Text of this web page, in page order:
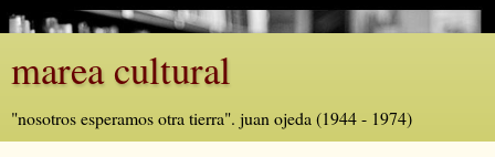
marea cultural
"nosotros esperamos otra tierra". juan ojeda (1944 - 1974)